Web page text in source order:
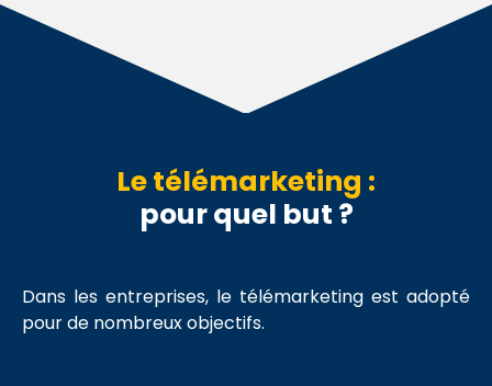
Le télémarketing :
pour quel but ?
Dans les entreprises, le télémarketing est adopté
pour de nombreux objectifs.